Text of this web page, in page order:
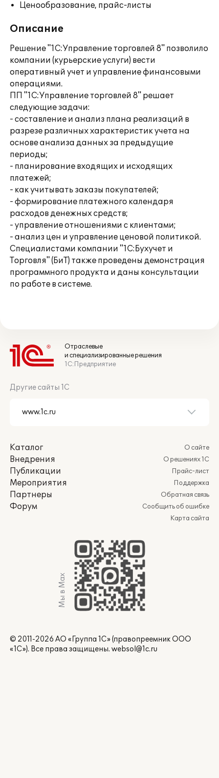
Ценообразование, прайс-листы
Описание
Решение "1С:Управление торговлей 8" позволило
компании (курьерские услуги) вести
оперативный учет и управление финансовыми
операциями.
ПП "1С:Управление торговлей 8" решает
следующие задачи:
- составление и анализ плана реализаций в
разрезе различных характеристик учета на
основе анализа данных за предыдущие
периоды;
- планирование входящих и исходящих
платежей;
- как учитывать заказы покупателей;
- формирование платежного календаря
расходов денежных средств;
- управление отношениями с клиентами;
- анализ цен и управление ценовой политикой.
Специалистами компании "1С:Бухучет и
Торговля" (БиТ) также проведены демонстрация
программного продукта и даны консультации
по работе в системе.
Отраслевые
и специализированные решения
1С:Предприятие
Другие сайты 1С
Каталог
Внедрения
Публикации
Мероприятия
Партнеры
Форум
О сайте
О решениях 1С
Прайс-лист
Поддержка
Обратная связь
Сообщить об ошибке
Карта сайта
Мы в Max
© 2011-2026 АО «Группа 1С» (правопреемник ООО
«1С»). Все права защищены. websol@1c.ru